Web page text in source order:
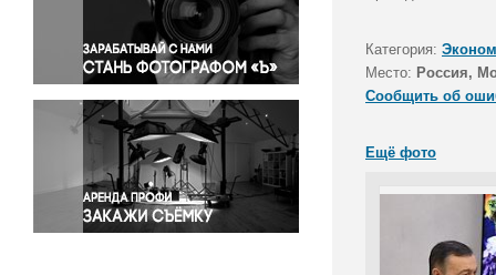
Правосудие
Происшествия и конфликты
Религия
Светская жизнь
Спорт
Экология
Экономика и бизнес
Категория:
Место: Россия,
Сообщить об
Ещё фото